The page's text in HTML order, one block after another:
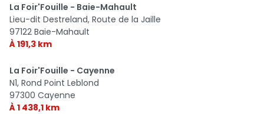
La Foir'Fouille - Baie-Mahault
Lieu-dit Destreland, Route de la Jaille
97122 Baie-Mahault
À 191,3 km
La Foir'Fouille - Cayenne
N1, Rond Point Leblond
97300 Cayenne
À 1 438,1 km